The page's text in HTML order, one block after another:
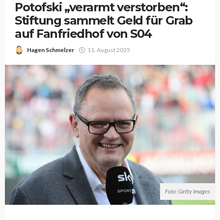
Potofski „verarmt verstorben“:
Stiftung sammelt Geld für Grab
auf Fanfriedhof von S04
Hagen Schmelzer 11. August 2025
Foto: Getty Images